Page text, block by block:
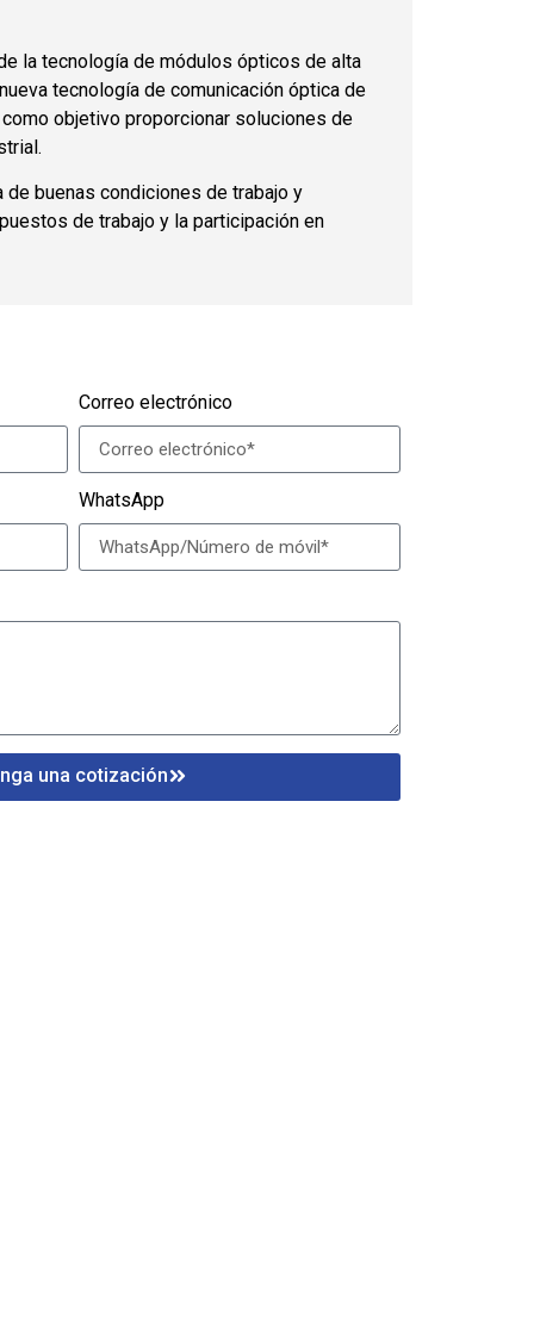
la tecnología de módulos ópticos de alta
tecnología de comunicación óptica de
objetivo proporcionar soluciones de
buenas condiciones de trabajo y
de trabajo y la participación en
Correo electrónico
WhatsApp
una cotización